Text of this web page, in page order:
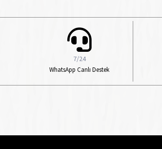
7/24
WhatsApp Canlı Destek